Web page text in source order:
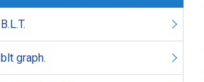
B.L.T.
blt graph.